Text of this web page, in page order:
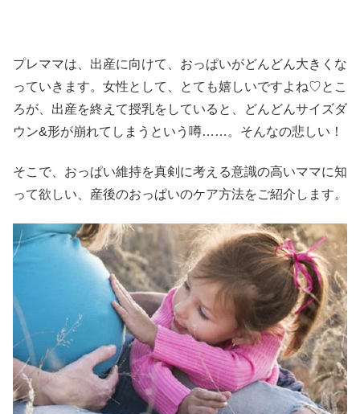
プレママは、出産に向けて、おっぱいがどんどん大きくな
っていきます。女性として、とても嬉しいですよね♡とこ
ろが、出産を終えて授乳をしていると、どんどんサイズダ
ウン&形が崩れてしまうという噂……。そんなの悲しい！
そこで、おっぱい維持を真剣に考える意識の高いママに知
って欲しい、産後のおっぱいのケア方法をご紹介します。